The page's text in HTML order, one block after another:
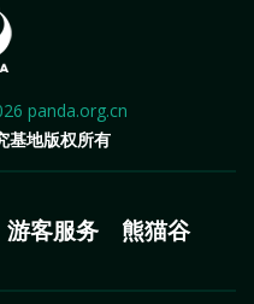
panda.org.cn
基地版权所有
游客服务 熊猫谷